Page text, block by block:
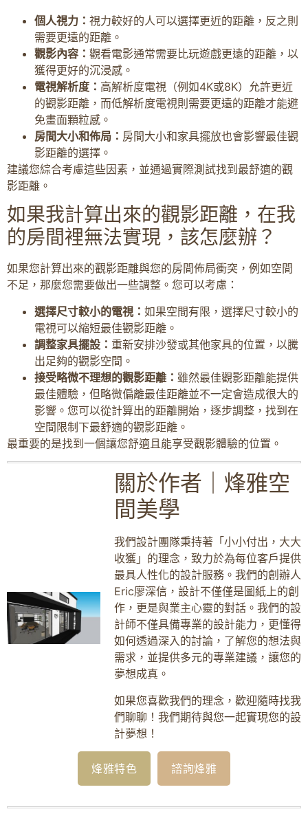
個人視力： 視力較好的人可以選擇更近的距離，反之則
需要更遠的距離。
觀影內容： 觀看電影通常需要比玩遊戲更遠的距離，以
獲得更好的沉浸感。
電視解析度： 高解析度電視（例如4K或8K）允許更近
的觀影距離，而低解析度電視則需要更遠的距離才能避
免畫面顆粒感。
房間大小和佈局： 房間大小和家具擺放也會影響最佳觀
影距離的選擇。
建議您綜合考慮這些因素，並通過實際測試找到最舒適的觀
影距離。
如果我計算出來的觀影距離，在我
的房間裡無法實現，該怎麼辦？
如果您計算出來的觀影距離與您的房間佈局衝突，例如空間
不足，那麼您需要做出一些調整。您可以考慮：
選擇尺寸較小的電視： 如果空間有限，選擇尺寸較小的
電視可以縮短最佳觀影距離。
調整家具擺設： 重新安排沙發或其他家具的位置，以騰
出足夠的觀影空間。
接受略微不理想的觀影距離： 雖然最佳觀影距離能提供
最佳體驗，但略微偏離最佳距離並不一定會造成很大的
影響。您可以從計算出的距離開始，逐步調整，找到在
空間限制下最舒適的觀影距離。
最重要的是找到一個讓您舒適且能享受觀影體驗的位置。
關於作者｜烽雅空
間美學
我們設計團隊秉持著「小小付出，大大
收獲」的理念，致力於為每位客戶提供
最具人性化的設計服務。我們的創辦人
Eric廖深信，設計不僅僅是圖紙上的創
作，更是與業主心靈的對話。我們的設
計師不僅具備專業的設計能力，更懂得
如何透過深入的討論，了解您的想法與
需求，並提供多元的專業建議，讓您的
夢想成真。
如果您喜歡我們的理念，歡迎隨時找我
們聊聊！我們期待與您一起實現您的設
計夢想！
烽雅特色 諮詢烽雅